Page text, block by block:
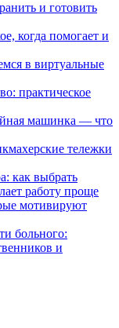
и готовить
когда помогает и
в виртуальные
практическое
машинка — что
тележки
как выбрать
работу проще
мотивируют
больного:
и